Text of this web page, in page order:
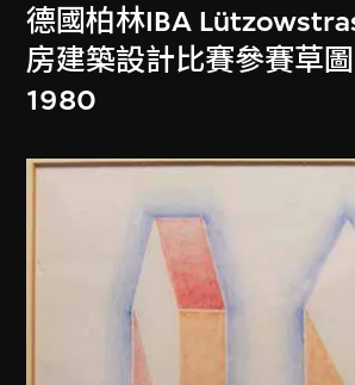
德國柏林IBA
房建築設計比賽參賽草圖
1980